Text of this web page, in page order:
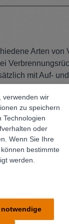
Arten
mit Auf-
bedeutet, dass
die durch
zugeschaltet
geeignet.
verwenden wir
zu speichern
Technologien
oder
Wenn Sie Ihre
bestimmte
werden.